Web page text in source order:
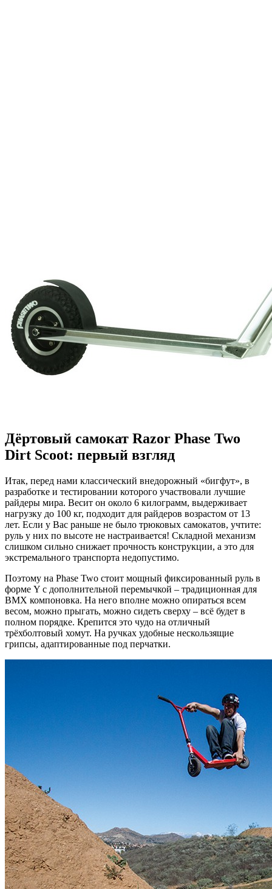
Дёртовый самокат Razor Phase Two
Dirt Scoot: первый взгляд
Итак, перед нами классический внедорожный «бигфут», в
разработке и тестировании которого участвовали лучшие
райдеры мира. Весит он около 6 килограмм, выдерживает
нагрузку до 100 кг, подходит для райдеров возрастом от 13
лет. Если у Вас раньше не было трюковых самокатов, учтите:
руль у них по высоте не настраивается! Складной механизм
слишком сильно снижает прочность конструкции, а это для
экстремального транспорта недопустимо.
Поэтому на Phase Two стоит мощный фиксированный руль в
форме Y с дополнительной перемычкой – традиционная для
BMX компоновка. На него вполне можно опираться всем
весом, можно прыгать, можно сидеть сверху – всё будет в
полном порядке. Крепится это чудо на отличный
трёхболтовый хомут. На ручках удобные нескользящие
грипсы, адаптированные под перчатки.